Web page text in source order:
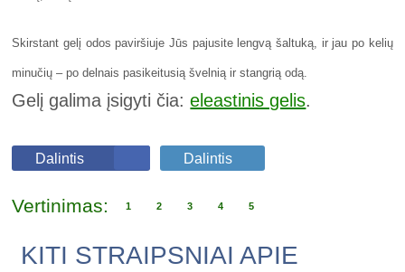
Skirstant gelį odos paviršiuje Jūs pajusite lengvą šaltuką, ir jau po kelių
minučių – po delnais pasikeitusią švelnią ir stangrią odą.
Gelį galima įsigyti čia:eleastinis gelis.
Dalintis Dalintis
Vertinimas: 1 2 3 4 5
KITI STRAIPSNIAI APIE